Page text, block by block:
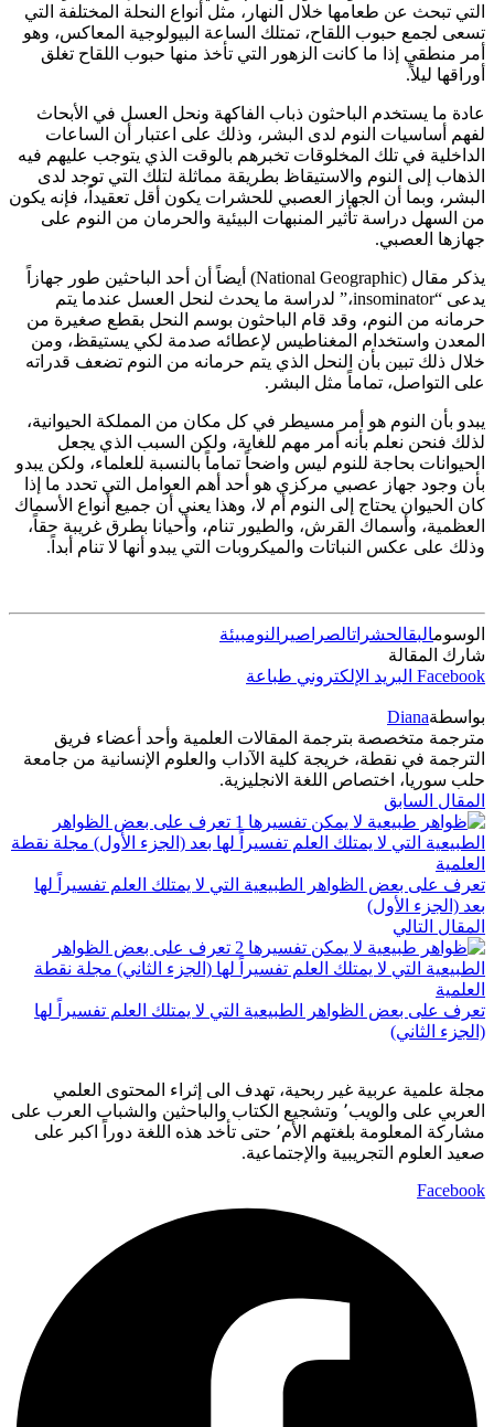
التي تبحث عن طعامها خلال النهار، مثل أنواع النحلة المختلفة التي
تسعى لجمع حبوب اللقاح، تمتلك الساعة البيولوجية المعاكس، وهو
أمر منطقي إذا ما كانت الزهور التي تأخذ منها حبوب اللقاح تغلق
أوراقها ليلاً.
عادة ما يستخدم الباحثون ذباب الفاكهة ونحل العسل في الأبحاث
لفهم أساسيات النوم لدى البشر، وذلك على اعتبار أن الساعات
الداخلية في تلك المخلوقات تخبرهم بالوقت الذي يتوجب عليهم فيه
الذهاب إلى النوم والاستيقاظ بطريقة مماثلة لتلك التي توجد لدى
البشر، وبما أن الجهاز العصبي للحشرات يكون أقل تعقيداً، فإنه يكون
من السهل دراسة تأثير المنبهات البيئية والحرمان من النوم على
جهازها العصبي.
يذكر مقال (National Geographic) أيضاً أن أحد الباحثين طور جهازاً
يدعى “insominator،” لدراسة ما يحدث لنحل العسل عندما يتم
حرمانه من النوم، وقد قام الباحثون بوسم النحل بقطع صغيرة من
المعدن واستخدام المغناطيس لإعطائه صدمة لكي يستيقظ، ومن
خلال ذلك تبين بأن النحل الذي يتم حرمانه من النوم تضعف قدراته
على التواصل، تماماً مثل البشر.
يبدو بأن النوم هو أمر مسيطر في كل مكان من المملكة الحيوانية،
لذلك فنحن نعلم بأنه أمر مهم للغاية، ولكن السبب الذي يجعل
الحيوانات بحاجة للنوم ليس واضحاً تماماً بالنسبة للعلماء، ولكن يبدو
بأن وجود جهاز عصبي مركزي هو أحد أهم العوامل التي تحدد ما إذا
كان الحيوان يحتاج إلى النوم أم لا، وهذا يعني أن جميع أنواع الأسماك
العظمية، وأسماك القرش، والطيور تنام، وأحيانا بطرق غريبة حقاً،
وذلك على عكس النباتات والميكروبات التي يبدو أنها لا تنام أبداً.
الوسومالبقالحشراتالصراصير النومبيئة
شارك المقالة
Facebook البريد الإلكتروني طباعة
بواسطةDiana
مترجمة متخصصة بترجمة المقالات العلمية وأحد أعضاء فريق
الترجمة في نقطة، خريجة كلية الآداب والعلوم الإنسانية من جامعة
حلب سوريا، اختصاص اللغة الانجليزية.
المقال السابق
تعرف على بعض الظواهر الطبيعية التي لا يمتلك العلم تفسيراً لها
بعد (الجزء الأول)
المقال التالي
تعرف على بعض الظواهر الطبيعية التي لا يمتلك العلم تفسيراً لها
(الجزء الثاني)
مجلة علمية عربية غير ربحية، تهدف الى إثراء المحتوى العلمي
العربي على والويب٬ وتشجيع الكتاب والباحثين والشباب العرب على
مشاركة المعلومة بلغتهم الأم٬ حتى تأخد هذه اللغة دوراً اكبر على
صعيد العلوم التجريبية والإجتماعية.
Facebook